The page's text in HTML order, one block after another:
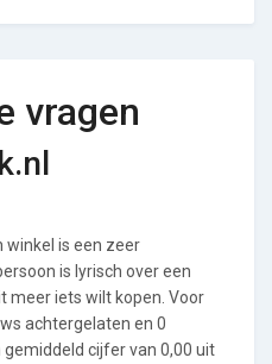
vragen
winkel is een zeer
is lyrisch over een
meer iets wilt kopen. Voor
achtergelaten en 0
cijfer van 0,00 uit